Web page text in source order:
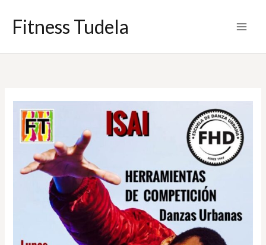
Fitness Tudela